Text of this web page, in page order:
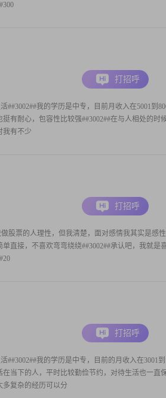
##3002##我的学历是中专，目前月收入在5001到
有耐心，包容性比较强##3002##在与人相处的时
我有不少
打招呼
股票的人理性，但我清楚，面对感情我其实是感
直接，不喜欢弯弯绕绕##3002##承认吧，我就是
打招呼
##3002##我的学历是中专，目前的月收入在3001到
在当下的人，平时比较勤俭节约，对待生活也一直
多复杂的经历可以分
打招呼